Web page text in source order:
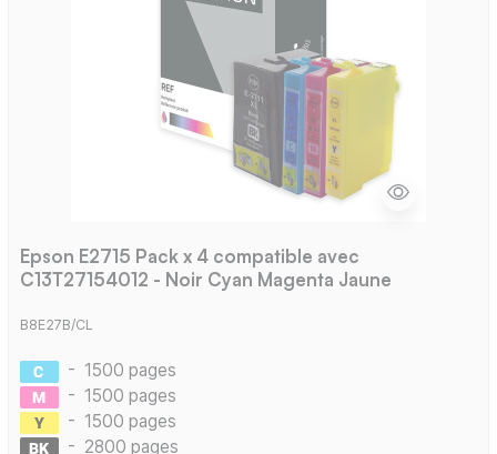
Epson E2715 Pack x 4 compatible avec
C13T27154012 - Noir Cyan Magenta Jaune
B8E27B/CL
- 1500 pages
- 1500 pages
- 1500 pages
- 2800 pages